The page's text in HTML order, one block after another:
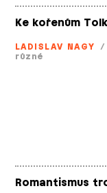
Ke kořenům
LADISLAV NAGY /
různé
Romantismus